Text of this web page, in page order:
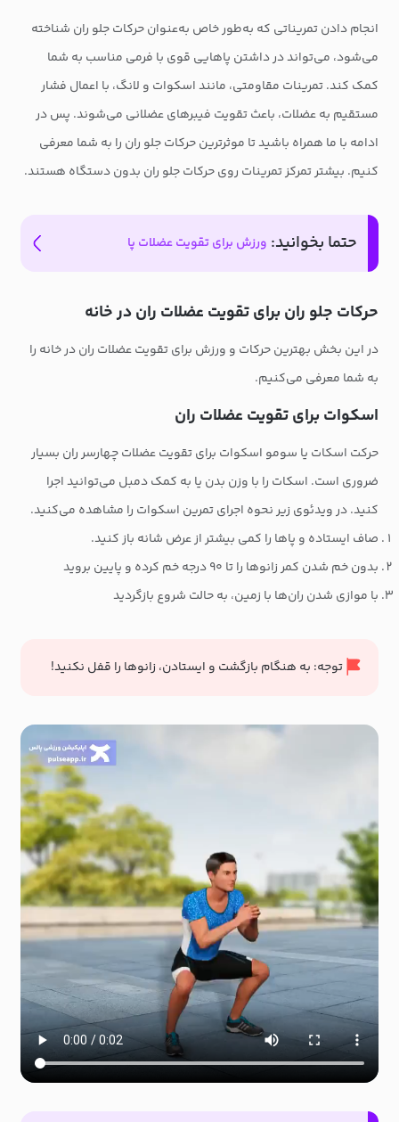
انجام دادن تمریناتی که به‌طور خاص به‌عنوان حرکات جلو ران شناخته
می‌شود، می‌تواند در داشتن پاهایی قوی با فرمی مناسب به شما
کمک کند. تمرینات مقاومتی، مانند اسکوات و لانگ، با اعمال فشار
مستقیم به عضلات، باعث تقویت فیبرهای عضلانی می‌شوند. پس در
ادامه با ما همراه باشید تا موثرترین حرکات جلو ران را به شما معرفی
کنیم. بیشتر تمرکز تمرینات روی حرکات جلو ران بدون دستگاه هستند.
حتما بخوانید: ورزش برای تقویت عضلات پا
حرکات جلو ران برای تقویت عضلات ران در خانه
در این بخش بهترین حرکات و ورزش برای تقویت عضلات ران در خانه را
به شما معرفی می‌کنیم.
اسکوات برای تقویت عضلات ران
حرکت اسکات یا سومو اسکوات برای تقویت عضلات چهارسر ران بسیار
ضروری است. اسکات را با وزن بدن یا به کمک دمبل می‌توانید اجرا
کنید. در ویدئوی زیر نحوه اجرای تمرین اسکوات را مشاهده می‌کنید.
صاف ایستاده و پاها را کمی بیشتر از عرض شانه باز کنید.
بدون خم شدن کمر زانوها را تا ۹۰ درجه خم کرده و پایین بروید
با موازی شدن ران‌ها با زمین، به حالت شروع بازگردید
توجه: به هنگام بازگشت و ایستادن، زانوها را قفل نکنید!